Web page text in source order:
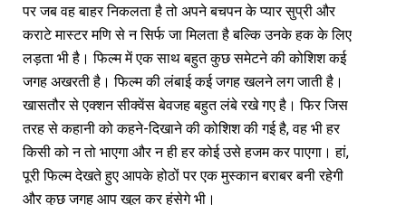
पर जब वह बाहर निकलता है तो अपने बचपन के प्यार सुप्री और
कराटे मास्टर मणि से न सिर्फ जा मिलता है बल्कि उनके हक के लिए
लड़ता भी है। फिल्म में एक साथ बहुत कुछ समेटने की कोशिश कई
जगह अखरती है। फिल्म की लंबाई कई जगह खलने लग जाती है।
खासतौर से एक्शन सीक्वेंस बेवजह बहुत लंबे रखे गए है। फिर जिस
तरह से कहानी को कहने-दिखाने की कोशिश की गई है, वह भी हर
किसी को न तो भाएगा और न ही हर कोई उसे हजम कर पाएगा। हां,
पूरी फिल्म देखते हुए आपके होठों पर एक मुस्कान बराबर बनी रहेगी
और कुछ जगह आप खुल कर हंसेगे भी।